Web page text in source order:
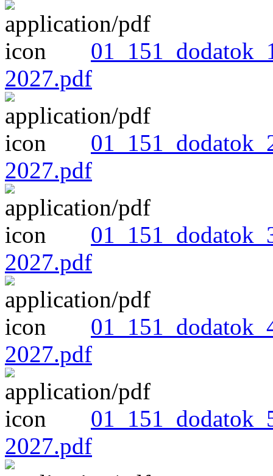
2027.pdf
2027.pdf
2027.pdf
2027.pdf
2027.pdf